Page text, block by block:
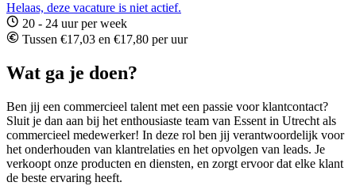
Helaas, deze vacature is niet actief.
20 - 24 uur per week
Tussen €17,03 en €17,80 per uur
Wat ga je doen?
Ben jij een commercieel talent met een passie voor klantcontact?
Sluit je dan aan bij het enthousiaste team van Essent in Utrecht als
commercieel medewerker! In deze rol ben jij verantwoordelijk voor
het onderhouden van klantrelaties en het opvolgen van leads. Je
verkoopt onze producten en diensten, en zorgt ervoor dat elke klant
de beste ervaring heeft.